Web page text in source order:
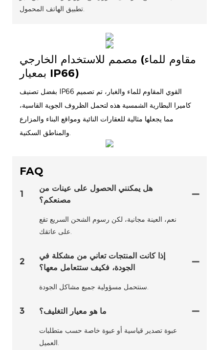
تطبيق الهاتف المحمول.
مصمم للاستخدام الخارجي (مقاوم للماء
بمعيار IP66)
بفضل تصنيف IP66 القوي المقاوم للماء والغبار، تم تصميم
كاميرا البطارية الشمسية هذه لتحمل الظروف الجوية القاسية،
مما يجعلها مثالية للعقارات النائية ومواقع البناء والمزارع
FAQ
1
هل يمكنني الحصول على عينات من
مصنعكم؟
نعم، العينة مجانية، لكن رسوم الشحن السريع تقع
على عاتقك.
2
إذا كانت المنتجات تعاني من مشكلة في
الجودة، فكيف ستتعامل معها؟
سنتحمل مسؤولية جميع مشاكل الجودة.
3 ما هو معيار التغليف؟
عبوة تصدير قياسية أو عبوة خاصة حسب متطلبات
العميل.